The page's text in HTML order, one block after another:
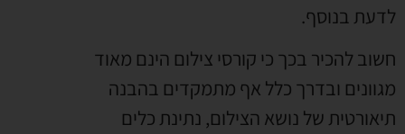
לדעת בנוסף.
חשוב להכיר בכך כי קורסי צילום הינם מאוד
מגוונים ובדרך כלל אף מתמקדים בהבנה
תיאורטית של נושא הצילום, נתינת כלים